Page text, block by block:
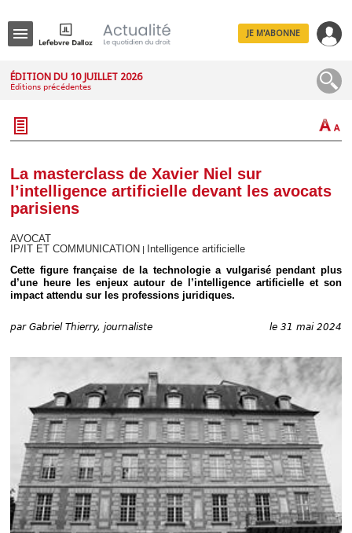
JE M'ABONNE
ÉDITION DU 10 JUILLET 2026
Éditions précédentes
La masterclass de Xavier Niel sur
l’intelligence artificielle devant les avocats
parisiens
AVOCAT
IP/IT ET COMMUNICATION
Intelligence artificielle
Cette figure française de la technologie a vulgarisé pendant plus
d’une heure les enjeux autour de l’intelligence artificielle et son
impact attendu sur les professions juridiques.
par Gabriel Thierry, journaliste le 31 mai 2024